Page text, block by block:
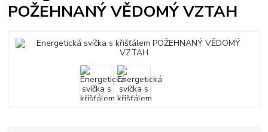
POŽEHNANÝ VĚDOMÝ VZTAH